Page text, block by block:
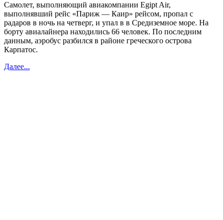
Самолет, выполняющий авиакомпании Egipt Air,
выполнявший рейс «Париж — Каир» рейсом, пропал с
радаров в ночь на четверг, и упал в в Средиземное море. На
борту авиалайнера находились 66 человек. По последним
данным, аэробус разбился в районе греческого острова
Карпатос.
Далее...